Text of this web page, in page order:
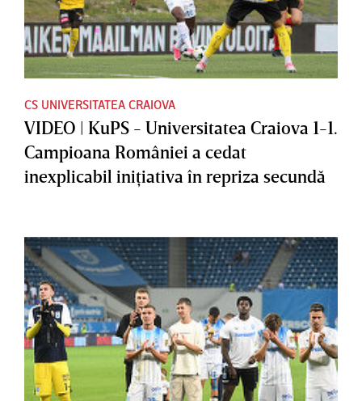
CS UNIVERSITATEA CRAIOVA
VIDEO | KuPS - Universitatea Craiova 1-1.
Campioana României a cedat
inexplicabil iniţiativa în repriza secundă